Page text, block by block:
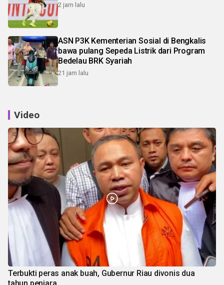
2 jam lalu
ASN P3K Kementerian Sosial di Bengkalis
bawa pulang Sepeda Listrik dari Program
Bedelau BRK Syariah
21 jam lalu
Video
Terbukti peras anak buah, Gubernur Riau divonis dua